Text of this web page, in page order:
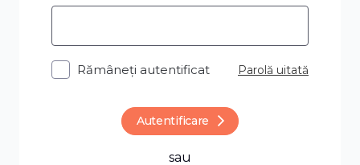
Rămâneți autentificat Parolă uitată
Autentificare
sau